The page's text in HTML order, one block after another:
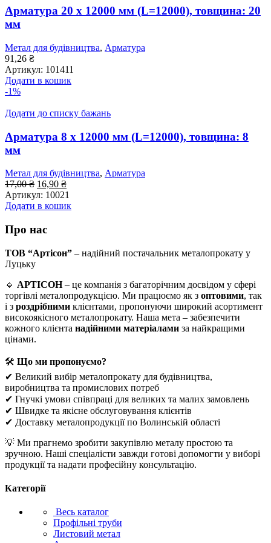
Арматура 20 x 12000 мм (L=12000), товщина: 20
мм
Метал для будівництва, Арматура
91,26 ₴
Артикул: 101411
Додати в кошик
-1%
Додати до списку бажань
Арматура 8 x 12000 мм (L=12000), товщина: 8
мм
Метал для будівництва, Арматура
17,00₴ Оригінальна
ціна:
17,00 ₴.
16,90 ₴Поточна
ціна:
16,90 ₴.
Артикул: 10021
Додати в кошик
Про нас
ТОВ “Артісон” – надійний постачальник металопрокату у
Луцьку
🔹 АРТІСОН– це компанія з багаторічним досвідом у сфері
торгівлі металопродукцією. Ми працюємо як з оптовими, так
і з роздрібними клієнтами, пропонуючи широкий асортимент
високоякісного металопрокату. Наша мета – забезпечити
кожного клієнта надійними матеріалами за найкращими
цінами.
🛠 Що ми пропонуємо?
✔ Великий вибір металопрокату для будівництва,
виробництва та промислових потреб
✔ Гнучкі умови співпраці для великих та малих замовлень
✔ Швидке та якісне обслуговування клієнтів
✔ Доставку металопродукції по Волинській області
💡 Ми прагнемо зробити закупівлю металу простою та
зручною. Наші спеціалісти завжди готові допомогти у виборі
продукції та надати професійну консультацію.
Категорії
Весь каталог
Профільні труби
Листовий метал